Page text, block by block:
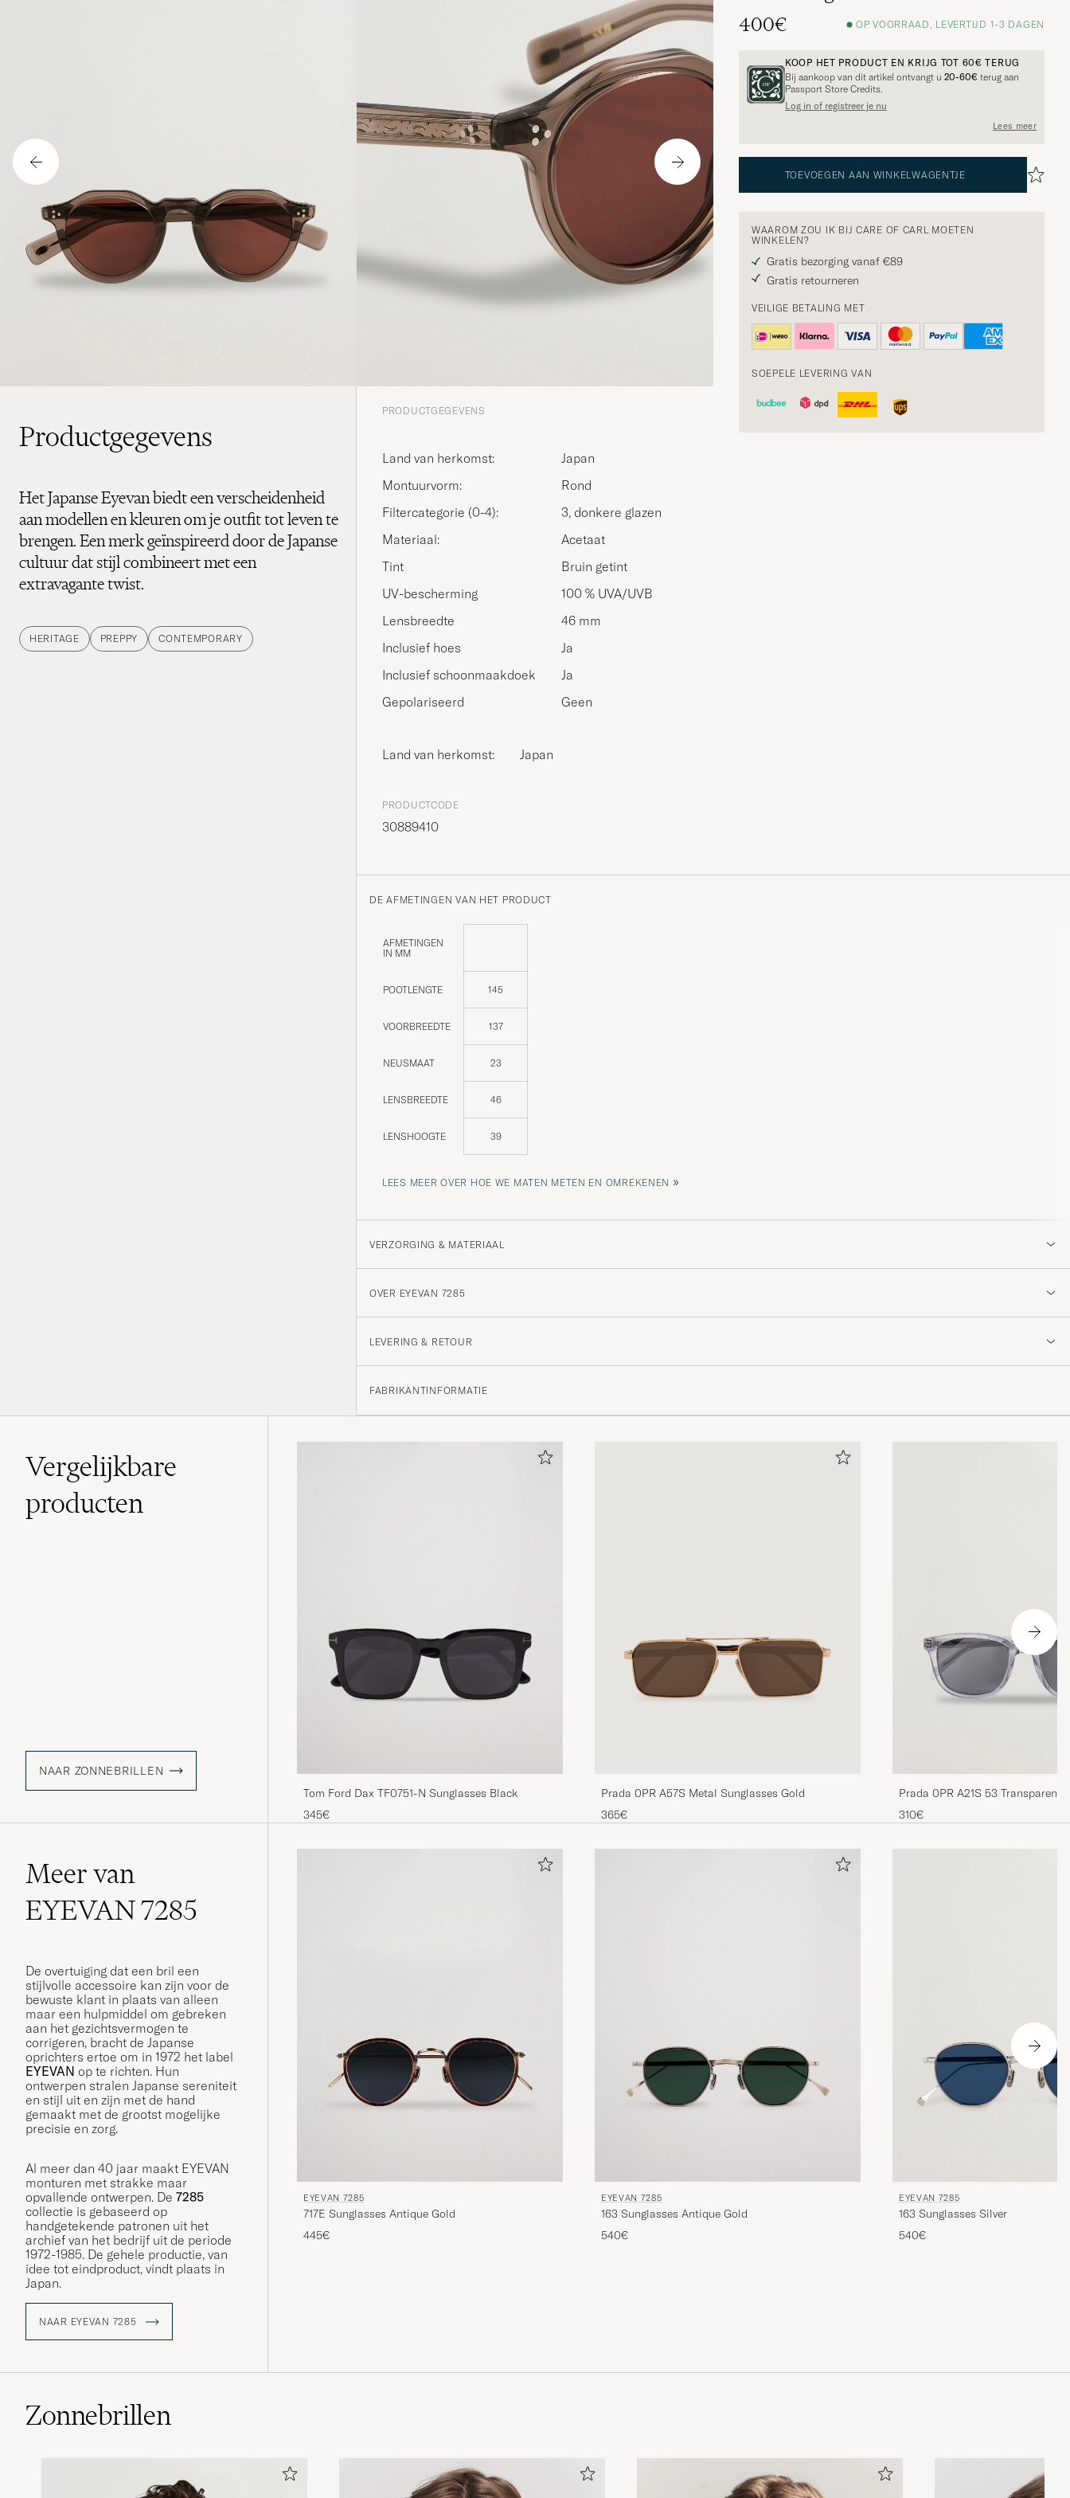
400€
OP VOORRAAD, LEVERTIJD 1-3 DAGEN
KOOP HET PRODUCT EN KRIJG TOT 60€ TERUG
Bij aankoop van dit artikel ontvangt u 20-60€ terug aan
Passport Store Credits.
Log in of registreer je nu
Lees meer
TOEVOEGEN AAN WINKELWAGENTJE
WAAROM ZOU IK BIJ CARE OF CARL MOETEN
WINKELEN?
Gratis bezorging vanaf €89
Gratis retourneren
VEILIGE BETALING MET
SOEPELE LEVERING VAN
Productgegevens
Het Japanse Eyevan biedt een verscheidenheid
aan modellen en kleuren om je outfit tot leven te
brengen. Een merk geïnspireerd door de Japanse
cultuur dat stijl combineert met een
extravagante twist.
HERITAGE PREPPY CONTEMPORARY
PRODUCTGEGEVENS
Land van herkomst:
Japan
Montuurvorm:
Rond
Filtercategorie (0-4):
3, donkere glazen
Materiaal:
Acetaat
Tint
Bruin getint
UV-bescherming
100 % UVA/UVB
Lensbreedte
46 mm
Inclusief hoes
Ja
Inclusief schoonmaakdoek
Ja
Gepolariseerd
Geen
Land van herkomst: Japan
PRODUCTCODE
30889410
DE AFMETINGEN VAN HET PRODUCT
AFMETINGEN
IN MM
POOTLENGTE 145
VOORBREEDTE 137
NEUSMAAT 23
LENSBREEDTE 46
LENSHOOGTE 39
LEES MEER OVER HOE WE MATEN METEN EN OMREKENEN »
VERZORGING & MATERIAAL
OVER EYEVAN 7285
LEVERING & RETOUR
FABRIKANTINFORMATIE
Vergelijkbare
producten
NAAR ZONNEBRILLEN
Tom Ford Dax TF0751-N Sunglasses Black
345€
Prada 0PR A57S Metal Sunglasses Gold
365€
Prada 0PR A21S 53 Transparent
310€
Meer van
EYEVAN 7285
De overtuiging dat een bril een
stijlvolle accessoire kan zijn voor de
bewuste klant in plaats van alleen
maar een hulpmiddel om gebreken
aan het gezichtsvermogen te
corrigeren, bracht de Japanse
oprichters ertoe om in 1972 het label
EYEVAN op te richten. Hun
ontwerpen stralen Japanse sereniteit
en stijl uit en zijn met de hand
gemaakt met de grootst mogelijke
precisie en zorg.
Al meer dan 40 jaar maakt EYEVAN
monturen met strakke maar
opvallende ontwerpen. De 7285
collectie is gebaseerd op
handgetekende patronen uit het
archief van het bedrijf uit de periode
1972-1985. De gehele productie, van
idee tot eindproduct, vindt plaats in
Japan.
NAAR EYEVAN 7285
EYEVAN 7285
717E Sunglasses Antique Gold
445€
EYEVAN 7285
163 Sunglasses Antique Gold
540€
EYEVAN 7285
163 Sunglasses Silver
540€
Zonnebrillen